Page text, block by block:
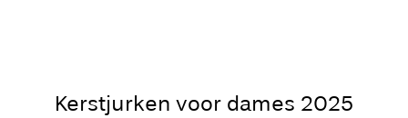
Kerstjurken voor dames 2025